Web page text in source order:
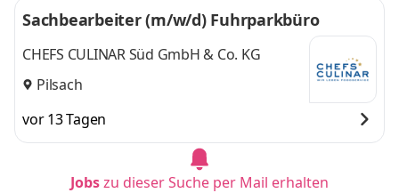
Sachbearbeiter (m/w/d) Fuhrparkbüro
CHEFS CULINAR Süd GmbH & Co. KG
Pilsach
vor 13 Tagen
Jobszu dieser Suche per Mail erhalten